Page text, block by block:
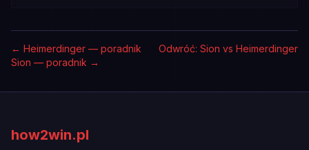
← Heimerdinger — poradnik
Odwróć: Sion vs Heimerdinger
Sion — poradnik →
how2win.pl